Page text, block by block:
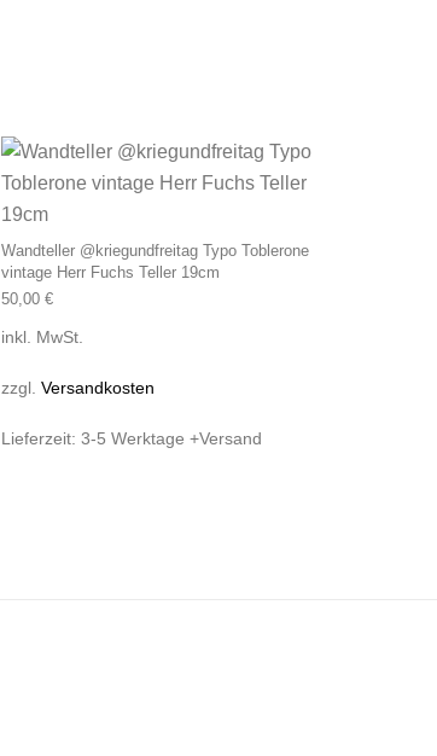
Wandteller @kriegundfreitag Typo Toblerone
vintage Herr Fuchs Teller 19cm
50,00 €
Dieses Produkt
inkl. MwSt.
zzgl. Versandkosten
Lieferzeit: 3-5 Werktage +Versand